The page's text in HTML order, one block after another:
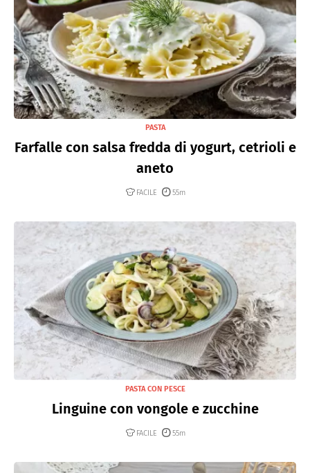
PASTA
Farfalle con salsa fredda di yogurt, cetrioli e
aneto
FACILE 55m
PASTA CON PESCE
Linguine con vongole e zucchine
FACILE 55m